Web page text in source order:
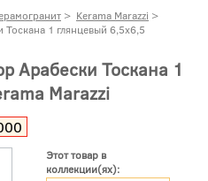
> Kerama Marazzi >
Тоскана 1 глянцевый 6,5x6,5
Арабески Тоскана 1
Marazzi
Этот товар в
коллекции(ях):